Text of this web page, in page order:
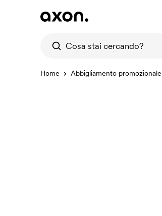
Home Abbigliamento promozionale